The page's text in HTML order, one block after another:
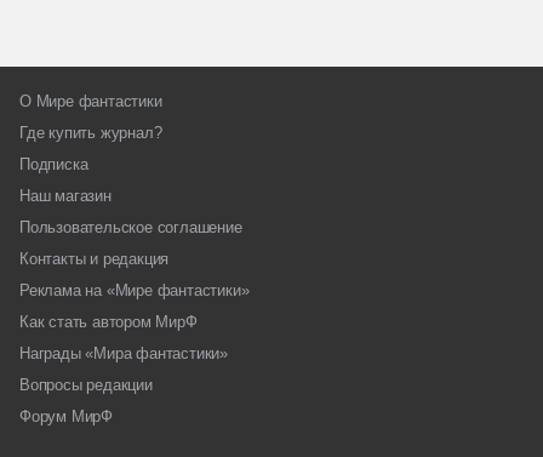
О Мире фантастики
Где купить журнал?
Подписка
Наш магазин
Пользовательское соглашение
Контакты и редакция
Реклама на «Мире фантастики»
Как стать автором МирФ
Награды «Мира фантастики»
Вопросы редакции
Форум МирФ